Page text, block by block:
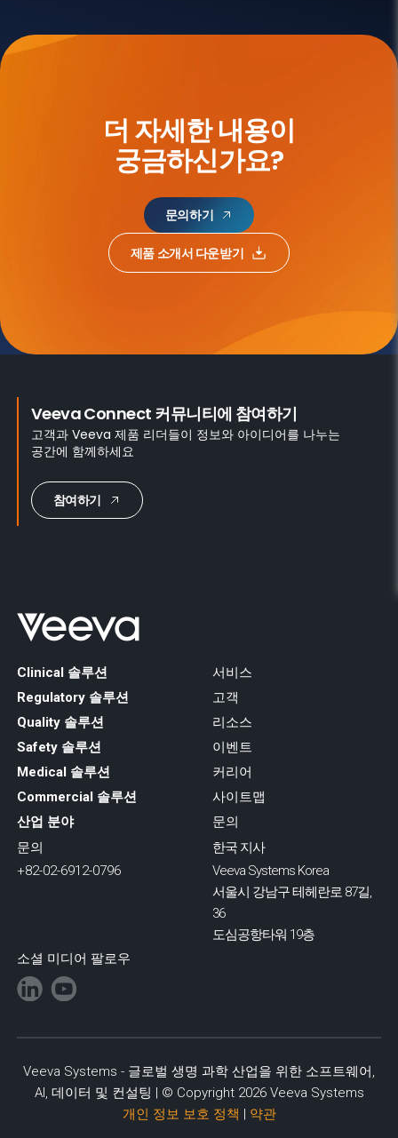
더 자세한 내용이
궁금하신가요?
문의하기
제품 소개서 다운받기
Veeva Connect 커뮤니티에 참여하기
고객과 Veeva 제품 리더들이 정보와 아이디어를 나누는
공간에 함께하세요
참여하기
Clinical 솔루션
Regulatory 솔루션
Quality 솔루션
Safety 솔루션
Medical 솔루션
Commercial 솔루션
산업 분야
서비스
고객
리소스
이벤트
커리어
사이트맵
문의
문의
+82-02-6912-0796
한국 지사
Veeva Systems Korea
서울시 강남구 테헤란로 87길,
36
도심공항타워 19층
소셜 미디어 팔로우
Veeva Systems - 글로벌 생명 과학 산업을 위한 소프트웨어,
AI, 데이터 및 컨설팅 | © Copyright 2026 Veeva Systems
개인 정보 보호 정책 | 약관